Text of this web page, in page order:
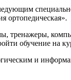
ортопедическая».
обучение на
и